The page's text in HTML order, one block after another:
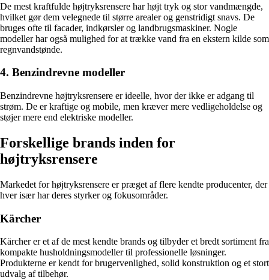
De mest kraftfulde højtryksrensere har højt tryk og stor vandmængde,
hvilket gør dem velegnede til større arealer og genstridigt snavs. De
bruges ofte til facader, indkørsler og landbrugsmaskiner. Nogle
modeller har også mulighed for at trække vand fra en ekstern kilde som
regnvandstønde.
4. Benzindrevne modeller
Benzindrevne højtryksrensere er ideelle, hvor der ikke er adgang til
strøm. De er kraftige og mobile, men kræver mere vedligeholdelse og
støjer mere end elektriske modeller.
Forskellige brands inden for
højtryksrensere
Markedet for højtryksrensere er præget af flere kendte producenter, der
hver især har deres styrker og fokusområder.
Kärcher
Kärcher er et af de mest kendte brands og tilbyder et bredt sortiment fra
kompakte husholdningsmodeller til professionelle løsninger.
Produkterne er kendt for brugervenlighed, solid konstruktion og et stort
udvalg af tilbehør.